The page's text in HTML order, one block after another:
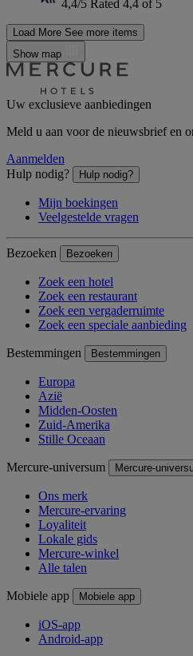
4,4/5 Rated 4,4 of 5
Load More See more items
Show map
Uw exclusieve aanbiedingen
Meld u aan voor de nieuwsbrief en
Aanmelden
Hulp nodig?
Hulp nodig?
Mijn boekingen
Veelgestelde vragen
Bezoeken Bezoeken
Zoek een hotel
Zoek een restaurant
Zoek een vergaderruimte
Zoek een speciale aanbieding
Bestemmingen Bestemmingen
Europa
Azië
Midden-Oosten
Zuid-Amerika
Stille Oceaan
Mercure-universum Mercure-
Ons merk
Mercure-ervaring
Loyaliteit
Lokale gids
Mercure-winkel
Alle talen
Mobiele app Mobiele app
iOS-app
Android-app